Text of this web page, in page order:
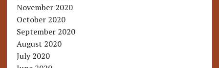
November 2020
October 2020
September 2020
August 2020
July 2020